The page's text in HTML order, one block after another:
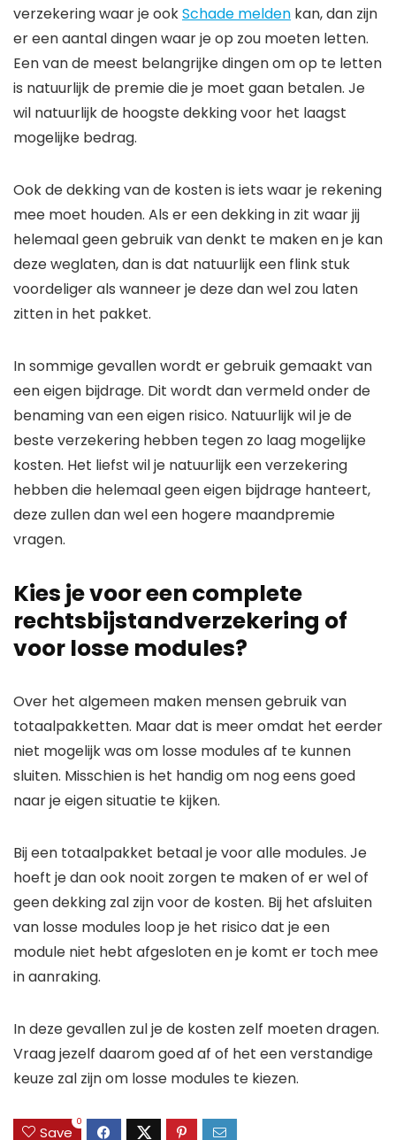
verzekering waar je ookSchade melden kan, dan zijn
er een aantal dingen waar je op zou moeten letten.
Een van de meest belangrijke dingen om op te letten
is natuurlijk de premie die je moet gaan betalen. Je
wil natuurlijk de hoogste dekking voor het laagst
mogelijke bedrag.
Ook de dekking van de kosten is iets waar je rekening
mee moet houden. Als er een dekking in zit waar jij
helemaal geen gebruik van denkt te maken en je kan
deze weglaten, dan is dat natuurlijk een flink stuk
voordeliger als wanneer je deze dan wel zou laten
zitten in het pakket.
In sommige gevallen wordt er gebruik gemaakt van
een eigen bijdrage. Dit wordt dan vermeld onder de
benaming van een eigen risico. Natuurlijk wil je de
beste verzekering hebben tegen zo laag mogelijke
kosten. Het liefst wil je natuurlijk een verzekering
hebben die helemaal geen eigen bijdrage hanteert,
deze zullen dan wel een hogere maandpremie
vragen.
Kies je voor een complete
rechtsbijstandverzekering of
voor losse modules?
Over het algemeen maken mensen gebruik van
totaalpakketten. Maar dat is meer omdat het eerder
niet mogelijk was om losse modules af te kunnen
sluiten. Misschien is het handig om nog eens goed
naar je eigen situatie te kijken.
Bij een totaalpakket betaal je voor alle modules. Je
hoeft je dan ook nooit zorgen te maken of er wel of
geen dekking zal zijn voor de kosten. Bij het afsluiten
van losse modules loop je het risico dat je een
module niet hebt afgesloten en je komt er toch mee
in aanraking.
In deze gevallen zul je de kosten zelf moeten dragen.
Vraag jezelf daarom goed af of het een verstandige
keuze zal zijn om losse modules te kiezen.
Save
0